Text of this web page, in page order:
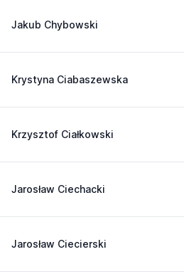
Jakub Chybowski
Krystyna Ciabaszewska
Krzysztof Ciałkowski
Jarosław Ciechacki
Jarosław Ciecierski